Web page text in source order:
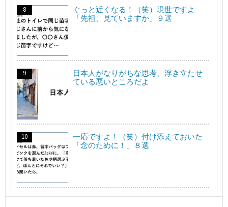
ぐっと近くなる！（笑）現世ですよ
「先祖、見ていますか」９選
日本人がなりがちな思考、浮き立たせ
ている悪いところだよ
一応ですよ！（笑）付け添えておいた
「念のために！」８選